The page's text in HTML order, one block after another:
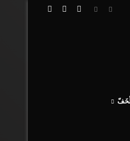
تسجيل الدخول
مقال عشوائي